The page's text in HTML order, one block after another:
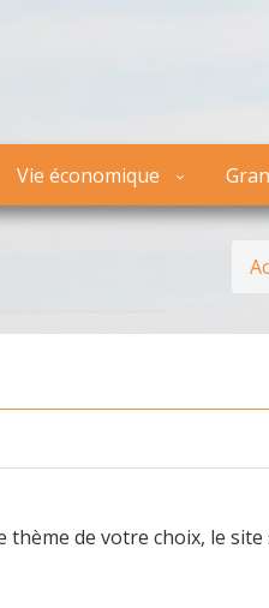
de votre choix, le site
Vie économique